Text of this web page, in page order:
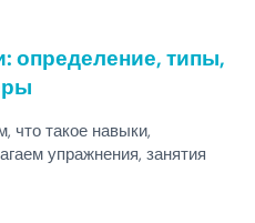
определение, типы,
что такое навыки,
упражнения, занятия